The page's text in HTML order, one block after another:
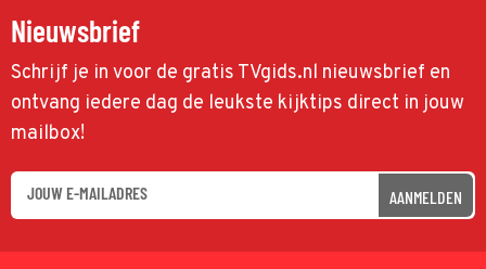
Nieuwsbrief
Schrijf je in voor de gratis TVgids.nl nieuwsbrief en
ontvang iedere dag de leukste kijktips direct in jouw
mailbox!
AANMELDEN